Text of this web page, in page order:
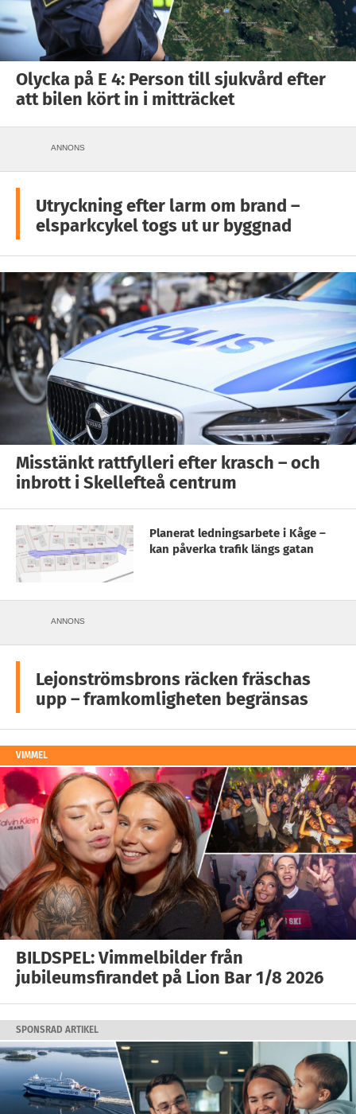
Olycka på E 4: Person till sjukvård efter
att bilen kört in i mitträcket
ANNONS
Utryckning efter larm om brand –
elsparkcykel togs ut ur byggnad
Misstänkt rattfylleri efter krasch – och
inbrott i Skellefteå centrum
Planerat ledningsarbete i Kåge –
kan påverka trafik längs gatan
ANNONS
Lejonströmsbrons räcken fräschas
upp – framkomligheten begränsas
VIMMEL
BILDSPEL: Vimmelbilder från
jubileumsfirandet på Lion Bar 1/8 2026
SPONSRAD ARTIKEL